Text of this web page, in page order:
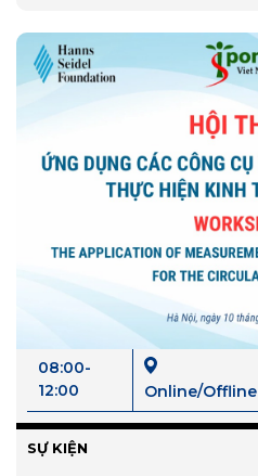
08:00-
12:00
Online/Offline
SỰ KIỆN